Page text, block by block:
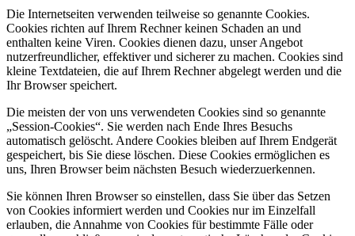
Die Internetseiten verwenden teilweise so genannte Cookies.
Cookies richten auf Ihrem Rechner keinen Schaden an und
enthalten keine Viren. Cookies dienen dazu, unser Angebot
nutzerfreundlicher, effektiver und sicherer zu machen. Cookies sind
kleine Textdateien, die auf Ihrem Rechner abgelegt werden und die
Ihr Browser speichert.
Die meisten der von uns verwendeten Cookies sind so genannte
„Session-Cookies“. Sie werden nach Ende Ihres Besuchs
automatisch gelöscht. Andere Cookies bleiben auf Ihrem Endgerät
gespeichert, bis Sie diese löschen. Diese Cookies ermöglichen es
uns, Ihren Browser beim nächsten Besuch wiederzuerkennen.
Sie können Ihren Browser so einstellen, dass Sie über das Setzen
von Cookies informiert werden und Cookies nur im Einzelfall
erlauben, die Annahme von Cookies für bestimmte Fälle oder